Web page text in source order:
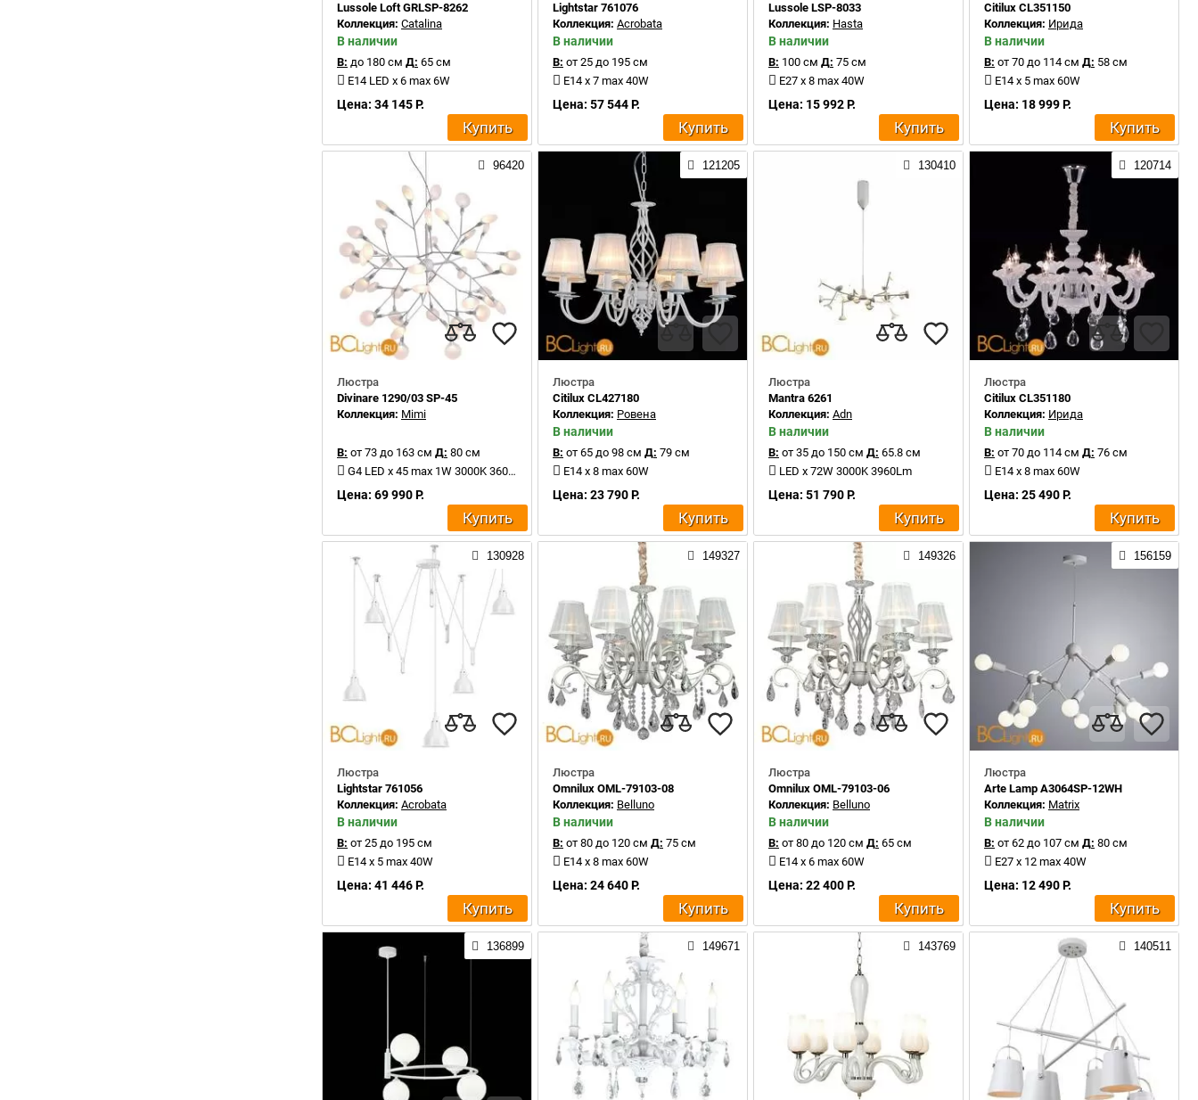
Lussole Loft GRLSP-8262
Коллекция: Catalina
В наличии
В: до 180 см Д: 65 см
E14 LED x 6 max 6W
Цена: 34 145 Р.
Купить
Lightstar 761076
Коллекция: Acrobata
В наличии
В: от 25 до 195 см
E14 x 7 max 40W
Цена: 57 544 Р.
Купить
Lussole LSP-8033
Коллекция: Hasta
В наличии
В: 100 см Д: 75 см
E27 x 8 max 40W
Цена: 15 992 Р.
Купить
Citilux CL351150
Коллекция: Ирида
В наличии
В: от 70 до 114 см Д: 58 см
E14 x 5 max 60W
Цена: 18 999 Р.
Купить
96420
Люстра
Divinare 1290/03 SP-45
Коллекция: Mimi
В: от 73 до 163 см Д: 80 см
G4 LED x 45 max 1W 3000K 3600Lm
Цена: 69 990 Р.
Купить
121205
Люстра
Citilux CL427180
Коллекция: Ровена
В наличии
В: от 65 до 98 см Д: 79 см
E14 x 8 max 60W
Цена: 23 790 Р.
Купить
130410
Люстра
Mantra 6261
Коллекция: Adn
В наличии
В: от 35 до 150 см Д: 65.8 см
LED x 72W 3000K 3960Lm
Цена: 51 790 Р.
Купить
120714
Люстра
Citilux CL351180
Коллекция: Ирида
В наличии
В: от 70 до 114 см Д: 76 см
E14 x 8 max 60W
Цена: 25 490 Р.
Купить
130928
Люстра
Lightstar 761056
Коллекция: Acrobata
В наличии
В: от 25 до 195 см
E14 x 5 max 40W
Цена: 41 446 Р.
Купить
149327
Люстра
Omnilux OML-79103-08
Коллекция: Belluno
В наличии
В: от 80 до 120 см Д: 75 см
E14 x 8 max 60W
Цена: 24 640 Р.
Купить
149326
Люстра
Omnilux OML-79103-06
Коллекция: Belluno
В наличии
В: от 80 до 120 см Д: 65 см
E14 x 6 max 60W
Цена: 22 400 Р.
Купить
156159
Люстра
Arte Lamp A3064SP-12WH
Коллекция: Matrix
В наличии
В: от 62 до 107 см Д: 80 см
E27 x 12 max 40W
Цена: 12 490 Р.
Купить
136899 149671 143769 140511